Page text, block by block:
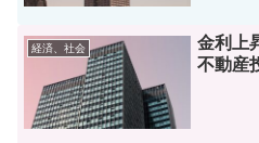
経済、社会
金利上
不動産